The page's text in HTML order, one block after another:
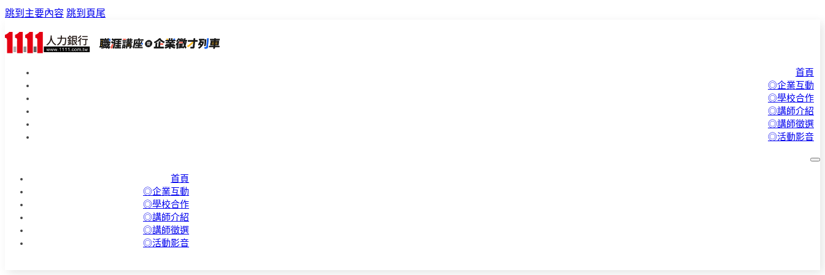
跳到主要內容 跳到頁尾
首頁
◎企業互動
◎學校合作
◎講師介紹
◎講師徵選
◎活動影音
首頁
◎企業互動
◎學校合作
◎講師介紹
◎講師徵選
◎活動影音